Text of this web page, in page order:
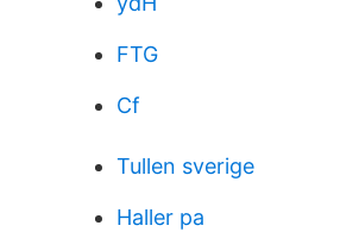
FTG
Cf
Tullen sverige
Haller pa